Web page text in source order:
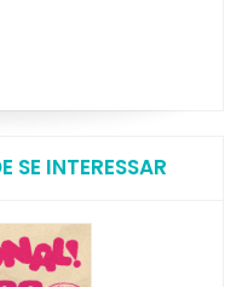
SE INTERESSAR